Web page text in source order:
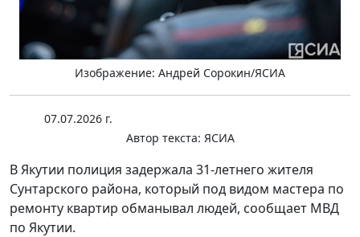
Изображение: Андрей Сорокин/ЯСИА
07.07.2026 г.
Автор текста: ЯСИА
В Якутии полиция задержала 31-летнего жителя
Сунтарского района, который под видом мастера по
ремонту квартир обманывал людей, сообщает МВД
по Якутии.